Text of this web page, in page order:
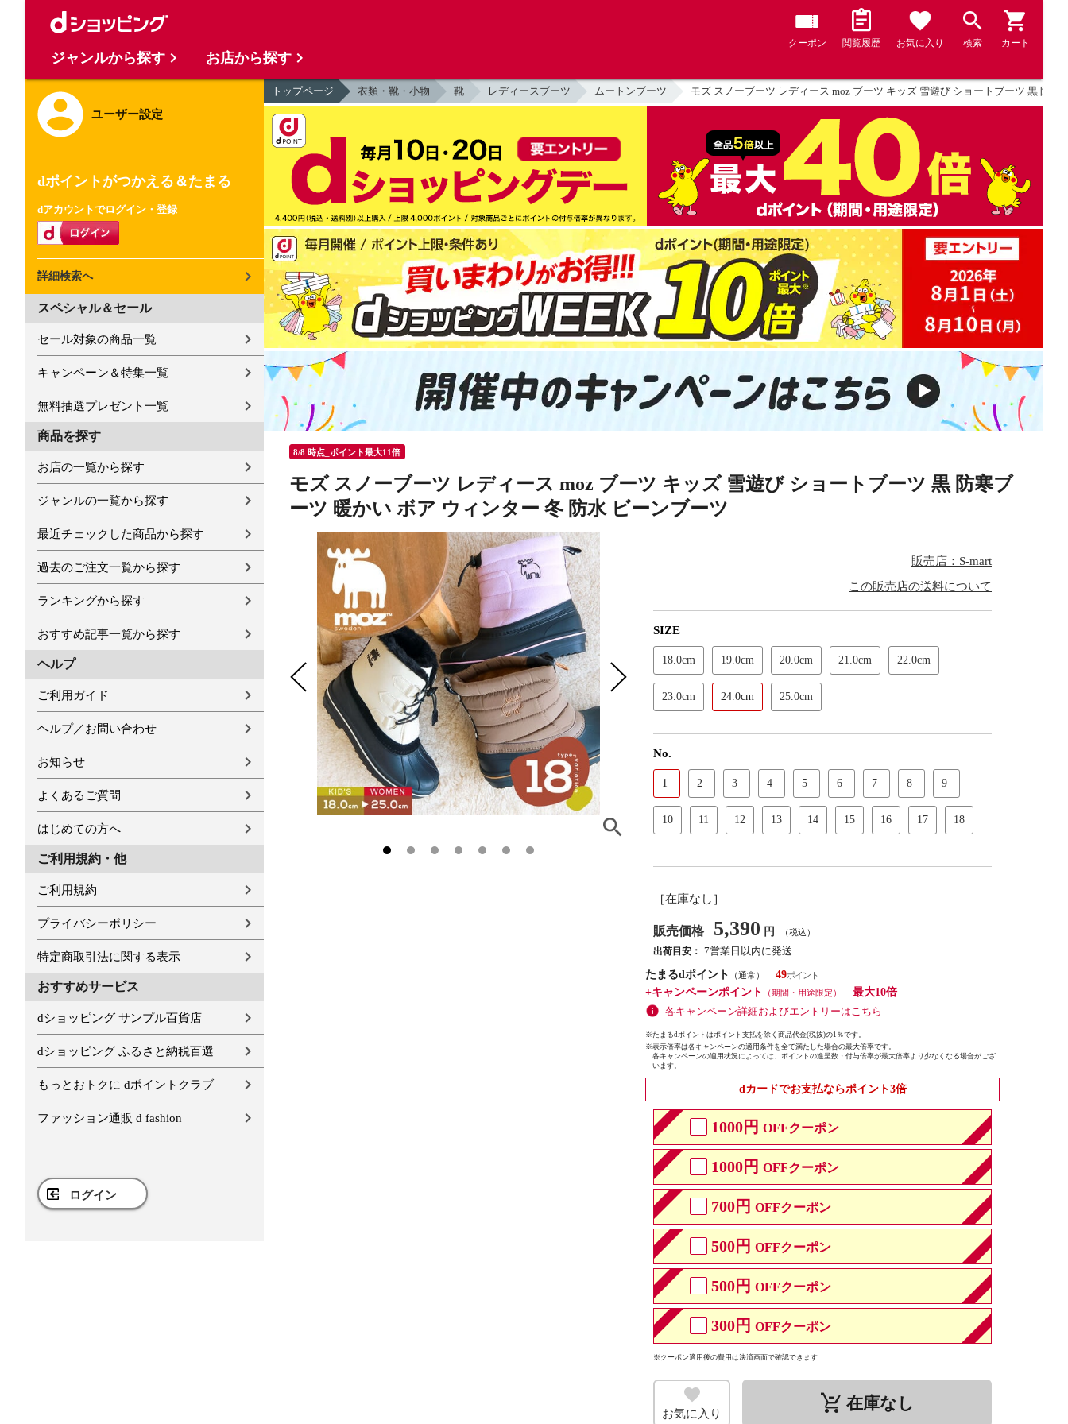
クーポン 閲覧履歴 お気に入り 検索 カート
ユーザー設定
dポイントがつかえる＆たまる
dアカウントでログイン・登録
詳細検索へ
スペシャル＆セール
セール対象の商品一覧
キャンペーン＆特集一覧
無料抽選プレゼント一覧
商品を探す
お店の一覧から探す
ジャンルの一覧から探す
最近チェックした商品から探す
過去のご注文一覧から探す
ランキングから探す
おすすめ記事一覧から探す
ヘルプ
ご利用ガイド
ヘルプ／お問い合わせ
お知らせ
よくあるご質問
はじめての方へ
ご利用規約・他
ご利用規約
プライバシーポリシー
特定商取引法に関する表示
おすすめサービス
dショッピング サンプル百貨店
dショッピング ふるさと納税百選
もっとおトクに dポイントクラブ
ファッション通販 d fashion
ログイン
トップページ 衣類・靴・小物 靴 レディースブーツ ムートンブーツ モズ スノーブーツ レディース moz ブーツ キッズ 雪遊び ショートブーツ 黒 防
8/8 時点_ポイント最大11倍
モズ スノーブーツ レディース moz ブーツ キッズ 雪遊び ショートブーツ 黒 防寒ブ
ーツ 暖かい ボア ウィンター 冬 防水 ビーンブーツ
販売店：S-mart
この販売店の送料について
SIZE
18.0cm 19.0cm 20.0cm 21.0cm 22.0cm
23.0cm 24.0cm 25.0cm
No.
1 2 3 4 5 6 7 8 9
10 11 12 13 14 15 16 17 18
［在庫なし］
販売価格 5,390 円 （税込）
出荷目安： 7営業日以内に発送
たまるdポイント
（通常）
49
+キャンペーンポイント
（期間・用途限定）
最大10倍
各キャンペーン詳細およびエントリーはこちら
※たまるdポイントはポイント支払を除く商品代金(税抜)の1％です。
※表示倍率は各キャンペーンの適用条件を全て満たした場合の最大倍率です。
各キャンペーンの適用状況によっては、ポイントの進呈数・付与倍率が最大倍率より少なくなる場合がござ
います。
dカードでお支払ならポイント3倍
1000円 OFFクーポン
1000円 OFFクーポン
700円 OFFクーポン
500円 OFFクーポン
500円 OFFクーポン
300円 OFFクーポン
※クーポン適用後の費用は決済画面で確認できます
お気に入り remove_shopping_cart 在庫なし
ジャンルから探す お店から探す